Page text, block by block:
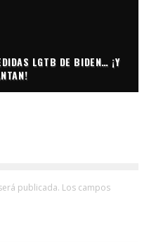
LGTB DE BIDEN… ¡Y
publicada. Los campos